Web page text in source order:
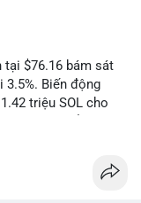
tại $76.16 bám sát
3.5%. Biến động
triệu SOL cho